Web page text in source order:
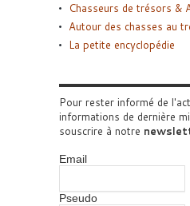
Chasseurs de trésors &
Autour des chasses au
La petite encyclopédie
Pour rester informé de
informations de dernière
souscrire à notre
Email
Pseudo